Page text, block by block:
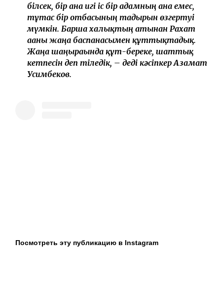
білсек, бір ғана игі іс бір адамның ғана емес,
тұтас бір отбасының тағдырын өзгертуі
мүмкін. Барша халықтың атынан Рахат
ағаны жаңа баспанасымен құттықтадық.
Жаңа шаңырағында құт-береке, шаттық
кетпесін деп тіледік, – деді кәсіпкер Азамат
Усимбеков.
Посмотреть эту публикацию в Instagram